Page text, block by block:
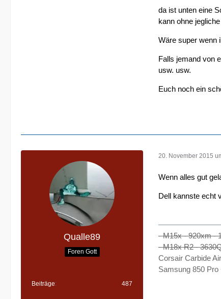
da ist unten eine
kann ohne
Wäre super wenn
Falls jemand von
usw. usw.
Euch noch ein
Qualle89
Foren Gott
Beiträge 487
20. November 2015
Wenn alles gut
Dell kannste echt
- M15x - 920xm -
- M18x R2 -
Corsair Carbide
Samsung 850 Pro